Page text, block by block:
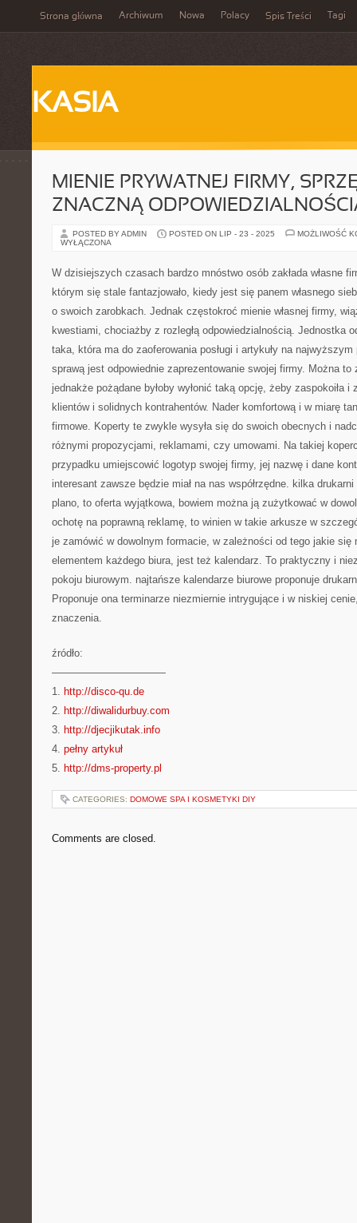
Strona główna Archiwum Nowa Polacy Spis Treści Tagi
KASIA
MIENIE PRYWATNEJ FIRMY,
ZNACZNĄ
POSTED BY ADMIN POSTED ON LIP - 23 - 2025
MOŻLIWOŚĆ
WYŁĄCZONA
W dzisiejszych czasach bardzo mnóstwo osób zakłada własne
którym się stale fantazjowało, kiedy jest się panem własnego
o swoich zarobkach. Jednak częstokroć mienie własnej firmy,
kwestiami, chociażby z rozległą odpowiedzialnością. Jednostka
taka, która ma do zaoferowania posługi i artykuły na
sprawą jest odpowiednie zaprezentowanie swojej firmy. Można to
jednakże pożądane byłoby wyłonić taką opcję, żeby zaspokoiła i
klientów i solidnych kontrahentów. Nader komfortową i w miarę
firmowe. Koperty te zwykle wysyła się do swoich obecnych i
różnymi propozycjami, reklamami, czy umowami. Na takiej
przypadku umiejscowić logotyp swojej firmy, jej nazwę i dane
interesant zawsze będzie miał na nas współrzędne. kilka
plano, to oferta wyjątkowa, bowiem można ją zużytkować w
ochotę na poprawną reklamę, to winien w takie arkusze w
je zamówić w dowolnym formacie, w zależności od tego jakie się
elementem każdego biura, jest też kalendarz. To praktyczny i
pokoju biurowym. najtańsze kalendarze biurowe proponuje
Proponuje ona terminarze niezmiernie intrygujące i w niskiej
znaczenia.
źródło:
———————————
1. http://disco-qu.de
2. http://diwalidurbuy.com
3. http://djecjikutak.info
4. pełny artykuł
5. http://dms-property.pl
CATEGORIES: DOMOWE SPA I KOSMETYKI DIY
Comments are closed.